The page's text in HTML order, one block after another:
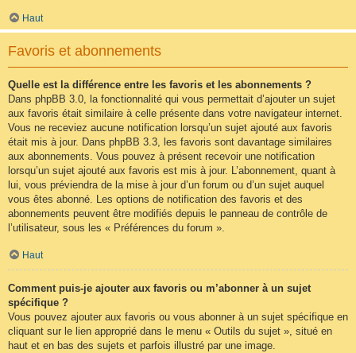
Haut
Favoris et abonnements
Quelle est la différence entre les favoris et les abonnements ?
Dans phpBB 3.0, la fonctionnalité qui vous permettait d’ajouter un sujet
aux favoris était similaire à celle présente dans votre navigateur internet.
Vous ne receviez aucune notification lorsqu’un sujet ajouté aux favoris
était mis à jour. Dans phpBB 3.3, les favoris sont davantage similaires
aux abonnements. Vous pouvez à présent recevoir une notification
lorsqu’un sujet ajouté aux favoris est mis à jour. L’abonnement, quant à
lui, vous préviendra de la mise à jour d’un forum ou d’un sujet auquel
vous êtes abonné. Les options de notification des favoris et des
abonnements peuvent être modifiés depuis le panneau de contrôle de
l’utilisateur, sous les « Préférences du forum ».
Haut
Comment puis-je ajouter aux favoris ou m’abonner à un sujet
spécifique ?
Vous pouvez ajouter aux favoris ou vous abonner à un sujet spécifique en
cliquant sur le lien approprié dans le menu « Outils du sujet », situé en
haut et en bas des sujets et parfois illustré par une image.